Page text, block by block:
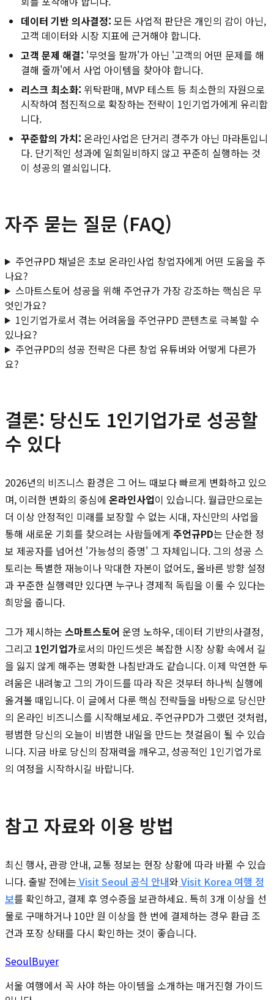
데이터 기반 의사결정: 모든 사업적 판단은 개인의 감이 아닌,
고객 데이터와 시장 지표에 근거해야 합니다.
고객 문제 해결: '무엇을 팔까'가 아닌 '고객의 어떤 문제를 해
결해 줄까'에서 사업 아이템을 찾아야 합니다.
리스크 최소화: 위탁판매, MVP 테스트 등 최소한의 자원으로
시작하여 점진적으로 확장하는 전략이 1인기업가에게 유리합
니다.
꾸준함의 가치: 온라인사업은 단거리 경주가 아닌 마라톤입니
다. 단기적인 성과에 일희일비하지 않고 꾸준히 실행하는 것
이 성공의 열쇠입니다.
자주 묻는 질문 (FAQ)
주언규PD 채널은 초보 온라인사업 창업자에게 어떤 도움을 주
나요?
스마트스토어 성공을 위해 주언규가 가장 강조하는 핵심은 무
엇인가요?
1인기업가로서 겪는 어려움을 주언규PD 콘텐츠로 극복할 수
있나요?
주언규PD의 성공 전략은 다른 창업 유튜버와 어떻게 다른가
요?
결론: 당신도 1인기업가로 성공할
수 있다
2026년의 비즈니스 환경은 그 어느 때보다 빠르게 변화하고 있으
며, 이러한 변화의 중심에 온라인사업이 있습니다. 월급만으로는
더 이상 안정적인 미래를 보장할 수 없는 시대, 자신만의 사업을
통해 새로운 기회를 찾으려는 사람들에게 주언규PD는 단순한 정
보 제공자를 넘어선 '가능성의 증명' 그 자체입니다. 그의 성공 스
토리는 특별한 재능이나 막대한 자본이 없어도, 올바른 방향 설정
과 꾸준한 실행력만 있다면 누구나 경제적 독립을 이룰 수 있다는
희망을 줍니다.
그가 제시하는 스마트스토어 운영 노하우, 데이터 기반의사결정,
그리고 1인기업가로서의 마인드셋은 복잡한 시장 상황 속에서 길
을 잃지 않게 해주는 명확한 나침반과도 같습니다. 이제 막연한 두
려움은 내려놓고 그의 가이드를 따라 작은 것부터 하나씩 실행에
옮겨볼 때입니다. 이 글에서 다룬 핵심 전략들을 바탕으로 당신만
의 온라인 비즈니스를 시작해보세요. 주언규PD가 그랬던 것처럼,
평범한 당신의 오늘이 비범한 내일을 만드는 첫걸음이 될 수 있습
니다. 지금 바로 당신의 잠재력을 깨우고, 성공적인 1인기업가로
의 여정을 시작하시길 바랍니다.
참고 자료와 이용 방법
최신 행사, 관광 안내, 교통 정보는 현장 상황에 따라 바뀔 수 있습
니다. 출발 전에는 Visit Seoul 공식 안내와 Visit Korea 여행 정
보를 확인하고, 결제 후 영수증을 보관하세요. 특히 3개 이상을 선
물로 구매하거나 10만 원 이상을 한 번에 결제하는 경우 환급 조
건과 포장 상태를 다시 확인하는 것이 좋습니다.
SeoulBuyer
서울 여행에서 꼭 사야 하는 아이템을 소개하는 매거진형 가이드